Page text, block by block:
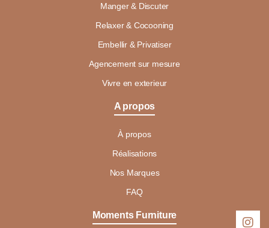
Manger & Discuter
Relaxer & Cocooning
Embellir & Privatiser
Agencement sur mesure
Vivre en exterieur
A propos
À propos
Réalisations
Nos Marques
FAQ
Moments Furniture